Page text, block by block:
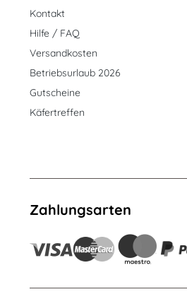
Kontakt
Hilfe / FAQ
Versandkosten
Betriebsurlaub 2026
Gutscheine
Käfertreffen
Zahlungsarten